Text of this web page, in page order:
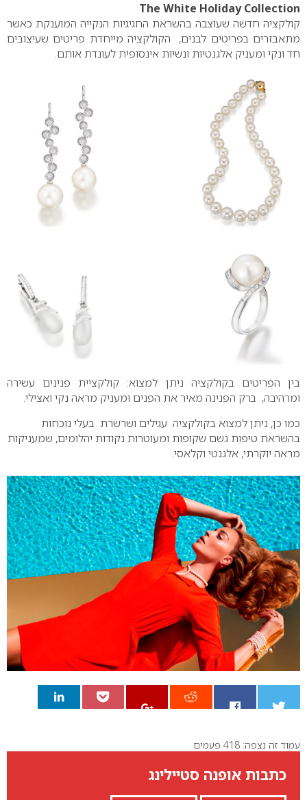
The White Holiday Collection
קולקציה חדשה שעוצבה בהשראת החגיגיות הנקייה המוענקת כאשר
מתאבזרים בפריטים לבנים, הקולקציה מייחדת פריטים שעיצובים
חד ונקי ומעניק אלגנטיות ונשיות אינסופית לעונדת אותם.
בין הפריטים בקולקציה ניתן למצוא: קולקציית פנינים עשירה
ומרהיבה, ברק הפנינה מאיר את הפנים ומעניק מראה נקי ואצילי.
כמו כן, ניתן למצוא בקולקציה עגילים ושרשרת בעלי נוכחות
בהשראת טיפות גשם שקופות ומעוטרות נקודות יהלומים, שמעניקות
מראה יוקרתי, אלגנטי וקלאסי.
0
עמוד זה נצפה: 418 פעמים
כתבות אופנה סטיילינג